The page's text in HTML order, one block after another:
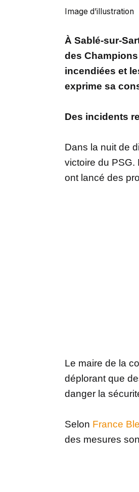
Image d’illustration
À Sablé-sur-
des
incendiées et
exprime sa
Des incidents
Dans la nuit de
victoire du PSG.
ont lancé des
Le maire de la
déplorant que
danger la
Selon France
des mesures